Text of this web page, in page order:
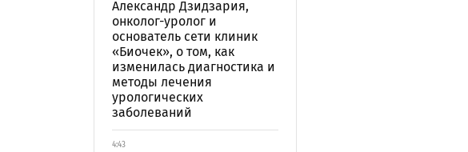
Александр Дзидзария,
онколог-уролог и
основатель сети клиник
«Биочек», о том, как
изменилась диагностика и
методы лечения
урологических
заболеваний
4:43